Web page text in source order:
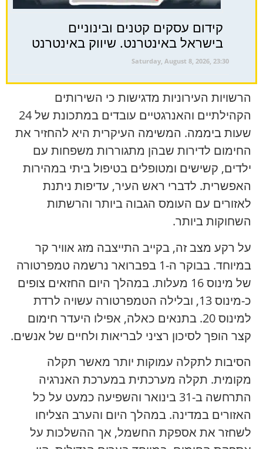
קידום עסקים קטנים ובינוניים
בישראל באינטרנט. שיווק באינטרנט
Saturday, August 8, 2026, 23:30
הרשויות העירוניות מדגישות כי השירותים
הקהילתיים והאנרגטיים עובדים במתכונת של 24
שעות ביממה. המשימה העיקרית היא להחזיר את
החימום לדירות שבהן מתגוררות משפחות עם
ילדים, קשישים ומטופלים בטיפול ביתי במהירות
האפשרית. לדברי ראש העיר, עדיפות ניתנת
לאזורים עם העומס הגבוה ביותר והרשתות
השחוקות ביותר.
על רקע מצב זה, בקייב התייצבה מזג אוויר קר
במיוחד. בבוקר ה-1 בפברואר נרשמה טמפרטורה
של מינוס 16 מעלות. במהלך היום החזאים צופים
כ-מינוס 13, ובלילה הטמפרטורה עשויה לרדת
למינוס 20. בתנאים כאלה, אפילו היעדר חימום
קצר הופך לסיכון רציני לבריאות ולחיים של אנשים.
הסיבות לתקלה עמוקות יותר מאשר תקלה
מקומית. תקלה מערכתית במערכת האנרגיה
התרחשה ב-31 בינואר והשפיעה כמעט על כל
האזורים במדינה. במהלך היום והערב הצליחו
לשחזר את אספקת החשמל, אך ההשלכות על